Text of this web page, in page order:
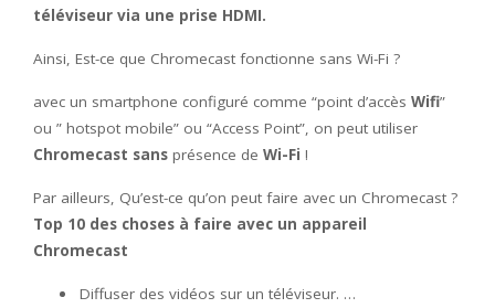
téléviseur via une prise HDMI.
Ainsi, Est-ce que Chromecast fonctionne sans Wi-Fi ?
avec un smartphone configuré comme “point d’accès Wifi”
ou ” hotspot mobile” ou “Access Point”, on peut utiliser
Chromecast sans présence de Wi-Fi !
Par ailleurs, Qu’est-ce qu’on peut faire avec un Chromecast ?
Top 10 des choses à faire avec un appareil
Chromecast
Diffuser des vidéos sur un téléviseur. …